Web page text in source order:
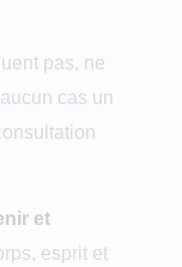
pas, ne
cas un
et
esprit et